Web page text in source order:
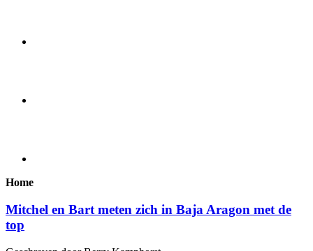
Home
Mitchel en Bart meten zich in Baja Aragon met de
top